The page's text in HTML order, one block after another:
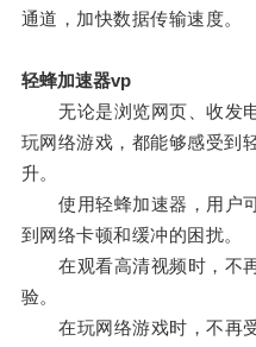
通道，加快数据传输速度。
轻蜂加速器vp
无论是浏览网页、收发电
玩网络游戏，都能够感受到
升。
使用轻蜂加速器，用户可
到网络卡顿和缓冲的困扰。
在观看高清视频时，不再
验。
在玩网络游戏时，不再受